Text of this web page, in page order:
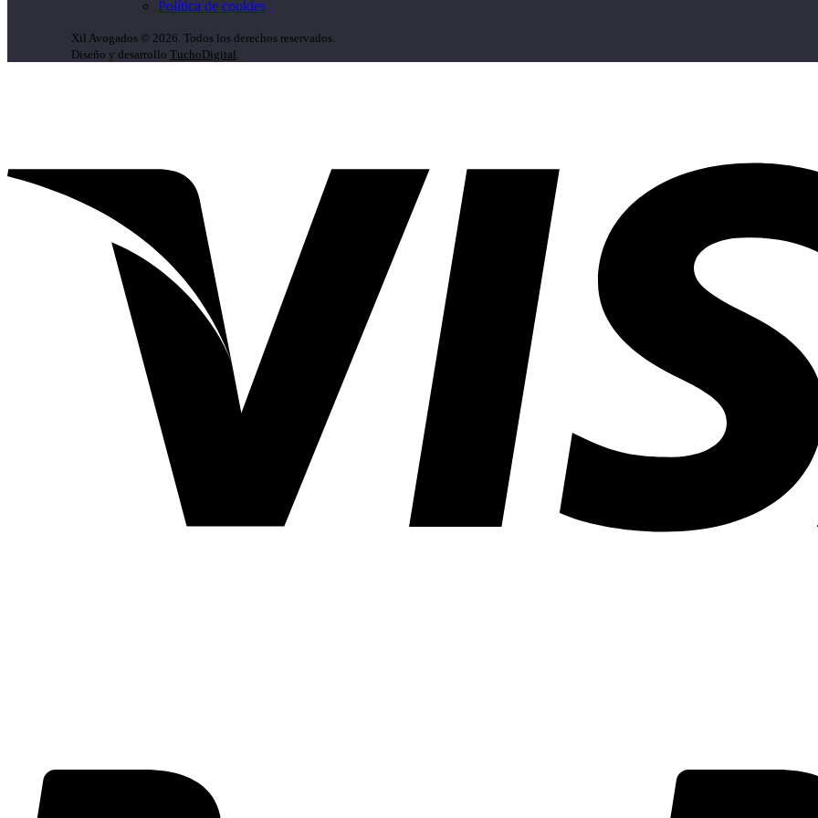
Política de cookies
Xil Avogados © 2026. Todos los derechos reservados.
Diseño y desarrollo TuchoDigital